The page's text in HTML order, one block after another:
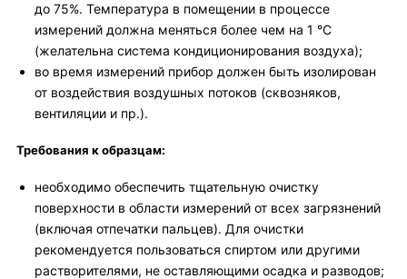
до 75%. Температура в помещении в процессе
измерений должна меняться более чем на 1 °С
(желательна система кондиционирования воздуха);
во время измерений прибор должен быть изолирован
от воздействия воздушных потоков (сквозняков,
вентиляции и пр.).
Требования к образцам:
необходимо обеспечить тщательную очистку
поверхности в области измерений от всех загрязнений
(включая отпечатки пальцев). Для очистки
рекомендуется пользоваться спиртом или другими
растворителями, не оставляющими осадка и разводов;